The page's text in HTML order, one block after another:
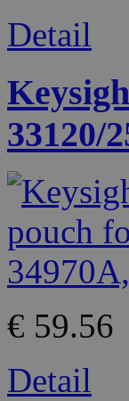
Detail
33120/
€ 59.56
Detail